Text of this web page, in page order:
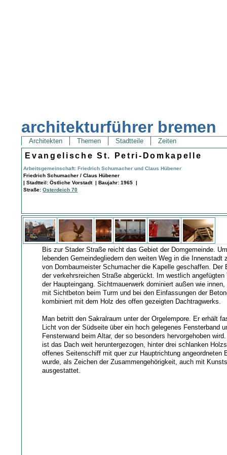
architekturführer bremen
Architekten Themen Stadtteile Zeiten
Evangelische St. Petri-Domkapelle
Arbeitsgemeinschaft: Friedrich Schumacher und Claus Hübener
Friedrich Schumacher / Claus Hübener
| Stadtteil: Östliche Vorstadt | Baujahr: 1965 |
Straße:Osterdeich 70
Bis zur Stader Straße reicht das Gebiet der Domgemeinde.
lebenden Gemeindegliedern den weiten Weg in die Innenstadt
von Dombaumeister Schumacher die Kapelle geschaffen. Der
der verkehrsreichen Straße abgerückt. Im westlich
der Haupteingang. Sichtmauerwerk dominiert außen wie
mit Sichtbeton beim Turm und bei den Einfassungen der
kombiniert mit dem Holz des offen gezeigten Dachtragwerks.
Man betritt den Sakralraum unter der Orgelempore. Er erhält
Licht von der Südseite über ein hoch gelegenes Fensterband
Fensterwand beim Altar, der so besonders hervorgehoben
ist das Dach weit heruntergezogen, hinter drei schlanken
offenes Seitenschiff mit quer zur Hauptrichtung angeordneten
wurde, als Zeichen der Zusammengehörigkeit, auch mit
ausgestattet.